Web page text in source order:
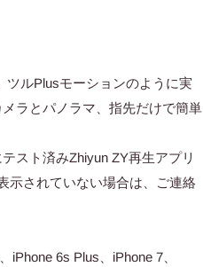
ルPlusモーションのように実
ラとパノラマ、指先だけで簡単
スト済みZhiyun ZY再生アプリ
示されていない場合は、ご連絡
iPhone 6s Plus、iPhone 7、